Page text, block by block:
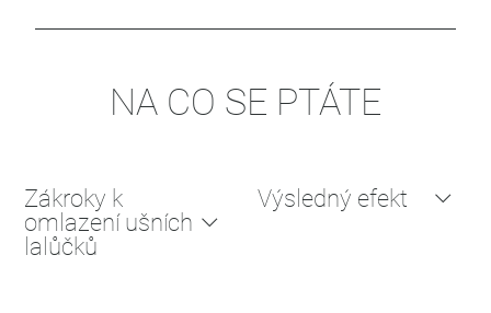
NA CO SE PTÁTE
Zákroky k
omlazení ušních
lalůčků
Výsledný efekt